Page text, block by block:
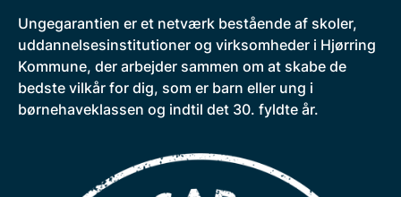
Ungegarantien er et netværk bestående af skoler,
uddannelsesinstitutioner og virksomheder i Hjørring
Kommune, der arbejder sammen om at skabe de
bedste vilkår for dig, som er barn eller ung i
børnehaveklassen og indtil det 30. fyldte år.